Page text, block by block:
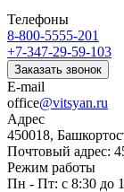
Телефоны
8-800-5555-201
+7-347-29-59-103
Заказать звонок
E-mail
office@vitsyan.ru
Адрес
450018,
Почтовый адрес:
Режим работы
Пн - Пт: с 8:30 до